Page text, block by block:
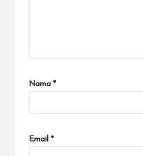
Nama *
Email *